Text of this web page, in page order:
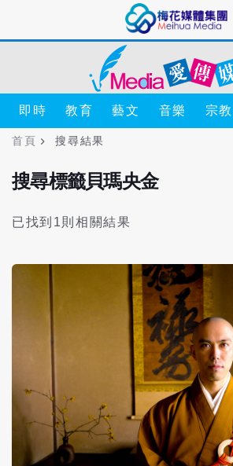
即時 教育 藝文 音樂 宗教
首頁 搜尋結果
搜尋標籤貝瑪央金
已找到1則相關結果